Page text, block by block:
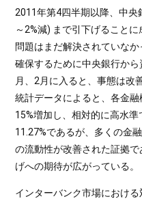
2011年第4四半期以降、中央
～2%減) まで引下げること
問題はまだ解決されていな
確保するために中央銀行か
月、2月に入ると、事態は改
統計データによると、各金
15%増加し、相対的に高水
11.27%であるが、多くの金
の流動性が改善された証拠
げへの期待が広がっている。
インターバンク市場におけ